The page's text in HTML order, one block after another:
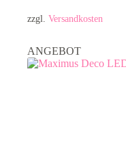
zzgl. Versandkosten
ANGEBOT